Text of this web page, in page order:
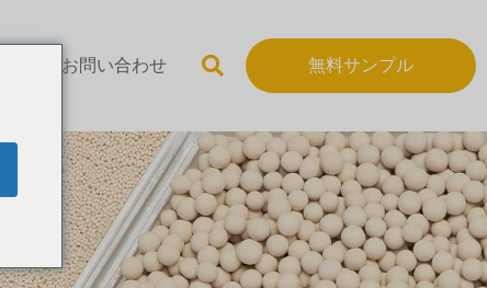
お問い合わせ 無料サンプル